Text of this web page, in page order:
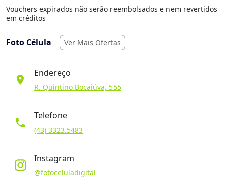
Vouchers expirados não serão reembolsados e nem revertidos
em créditos
Foto Célula Ver Mais Ofertas
location_on
Endereço
R. Quintino Bocaiúva, 555
phone
Telefone
(43) 3323.5483
Instagram
@fotoceluladigital